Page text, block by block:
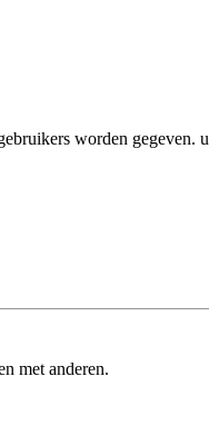
worden gegeven.
met anderen.